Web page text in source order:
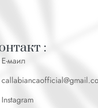
:
Е-маил
Instagram